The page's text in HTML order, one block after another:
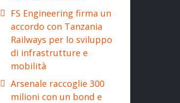
FS Engineering firma un
accordo con Tanzania
Railways per lo sviluppo
di infrastrutture e
mobilità
Arsenale raccoglie 300
milioni con un bond e